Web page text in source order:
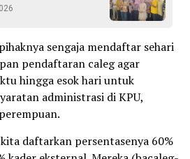
sengaja mendaftar sehari
pendaftaran caleg agar
hingga esok hari untuk
administrasi di KPU,
daftarkan persentasenya 60%